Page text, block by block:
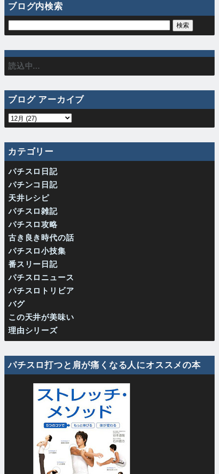
ブログ内検索
読込中...
ブログ アーカイブ
カテゴリー
パチスロ日記
パチンコ日記
天井レシピ
パチスロ雑記
パチスロ攻略
古き良き時代の話
パチスロ小技集
番スリー日記
パチスロニュース
パチスロトリビア
バグ
この天井が美味い
理由シリーズ
パチスロ打つと肩が痛くなる人にオススメの本